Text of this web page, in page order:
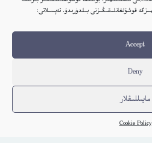
Accept
Deny
مايىللىقلار
Cookie Policy